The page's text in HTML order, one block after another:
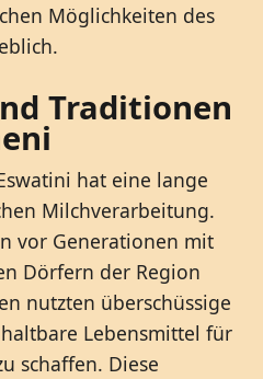
Möglichkeiten des
Traditionen
hat eine lange
Milchverarbeitung.
vor Generationen mit
Dörfern der Region
nutzten überschüssige
Lebensmittel für
schaffen. Diese